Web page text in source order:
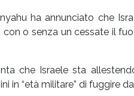
ha annunciato che
o senza un cessate il
che Israele sta
in “età militare” di fuggire